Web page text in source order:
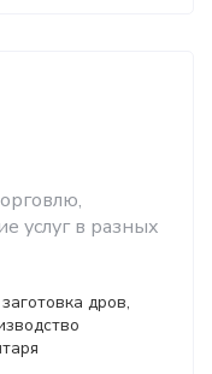
услуг в разных
дров,